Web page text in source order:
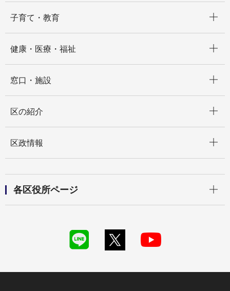
子育て・教育
健康・医療・福祉
窓口・施設
区の紹介
区政情報
各区役所ページ